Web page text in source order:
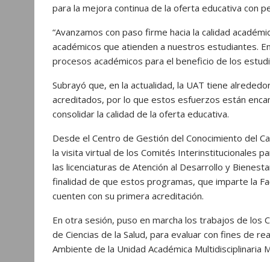
para la mejora continua de la oferta educativa con
“Avanzamos con paso firme hacia la calidad
académicos que atienden a nuestros estudiantes.
procesos académicos para el beneficio de los
Subrayó que, en la actualidad, la UAT tiene
acreditados, por lo que estos esfuerzos están
consolidar la calidad de la oferta educativa.
Desde el Centro de Gestión del Conocimiento del
la visita virtual de los Comités Interinstitucionales
las licenciaturas de Atención al Desarrollo y
finalidad de que estos programas, que imparte la
cuenten con su primera acreditación.
En otra sesión, puso en marcha los trabajos de los
de Ciencias de la Salud, para evaluar con fines de
Ambiente de la Unidad Académica Multidisciplinaria